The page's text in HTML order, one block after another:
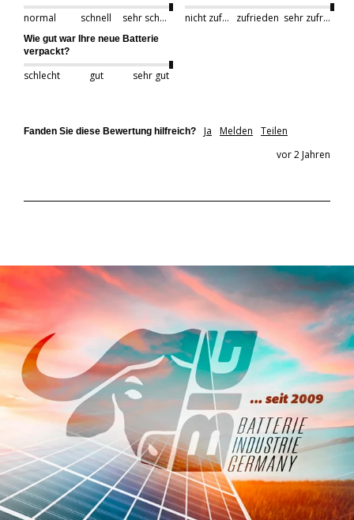
normal schnell sehr schnell nicht zufrieden zufrieden sehr zufrieden
Wie gut war Ihre neue Batterie
verpackt?
schlecht gut sehr gut
Fanden Sie diese Bewertung hilfreich? Ja Melden
Teilen
vor 2 Jahren